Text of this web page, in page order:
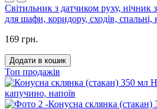
Світильник з датчиком руху, нічник
для шафи, коридору, сходів, спальні,
169 грн.
Додати в кошик
Топ продажів